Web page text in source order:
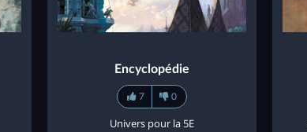
Encyclopédie
7 0
Univers pour la 5E